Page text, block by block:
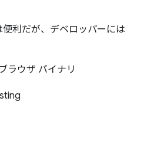
利だが、デベロッパーには
ラウザ バイナリ